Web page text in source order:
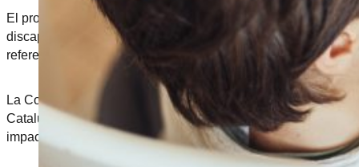
El projecte “Camí cap a l’èxit laboral” és una iniciativa
discapacitat intel·lectual lleu o amb funcionament
referent en el suport a col·lectius vulnerables.
La Convenció sobre els Drets de les Persones amb
Catalunya, la taxa d’ocupació de les persones amb
impacte profund en les vides d’aquestes persones, limitant